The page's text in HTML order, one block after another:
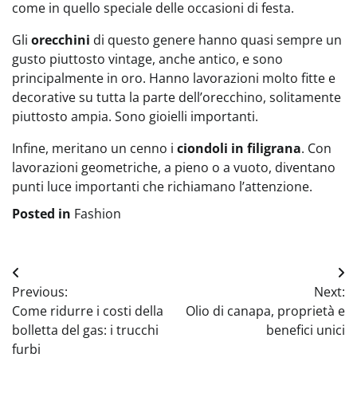
come in quello speciale delle occasioni di festa.
Gli orecchini di questo genere hanno quasi sempre un
gusto piuttosto vintage, anche antico, e sono
principalmente in oro. Hanno lavorazioni molto fitte e
decorative su tutta la parte dell’orecchino, solitamente
piuttosto ampia. Sono gioielli importanti.
Infine, meritano un cenno i ciondoli in filigrana. Con
lavorazioni geometriche, a pieno o a vuoto, diventano
punti luce importanti che richiamano l’attenzione.
Posted in Fashion
Navigazione
articoli
Previous:
Come ridurre i costi della
bolletta del gas: i trucchi
furbi
Next:
Olio di canapa, proprietà e
benefici unici